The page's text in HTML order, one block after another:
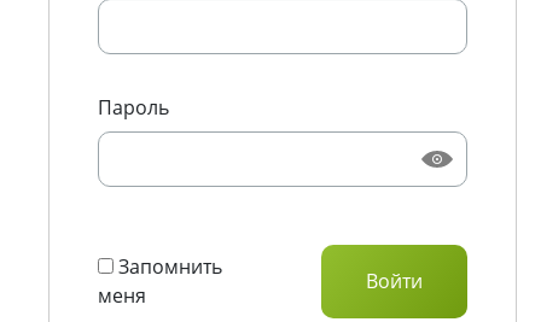
Пароль
Запомнить
меня